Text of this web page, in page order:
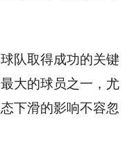
队取得成功的关键
大的球员之一，尤
下滑的影响不容忽